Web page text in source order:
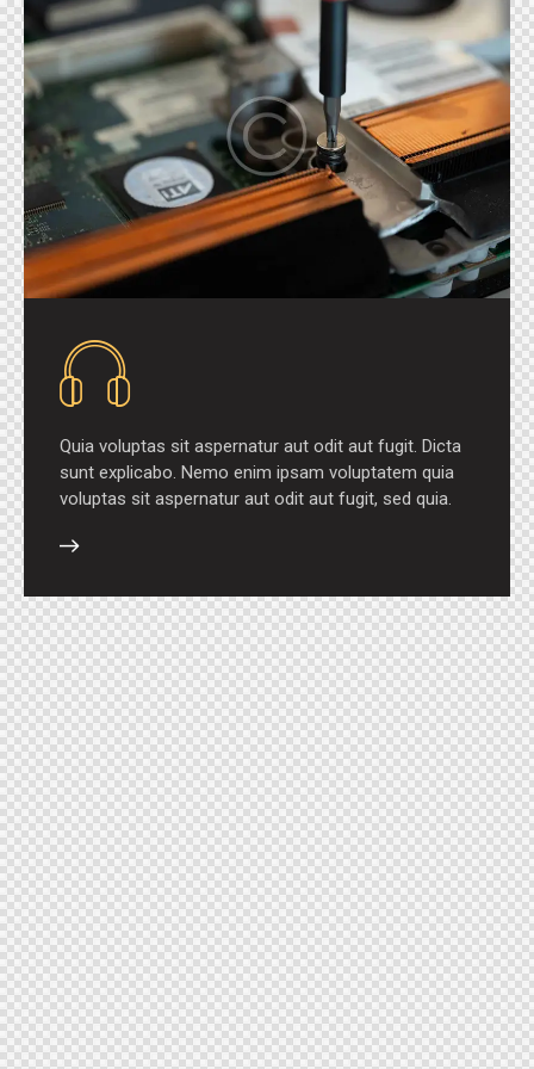
Quia voluptas sit aspernatur aut odit aut fugit. Dicta
sunt explicabo. Nemo enim ipsam voluptatem quia
voluptas sit aspernatur aut odit aut fugit, sed quia.